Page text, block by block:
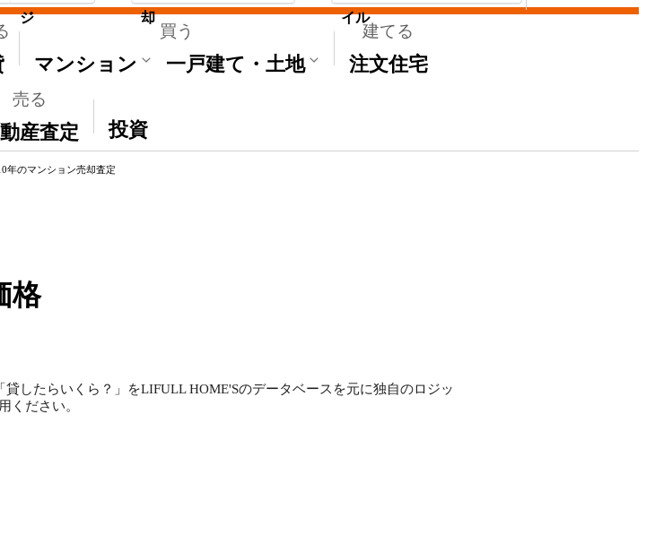
買う
マンション 一戸建て・土地
建てる
注文住宅
売る
産査定
その他
投資
ジ 却 イル
年のマンション売却査定
格
したらいくら？」をLIFULL HOME'Sのデータベースを元に独自のロジッ
ください。